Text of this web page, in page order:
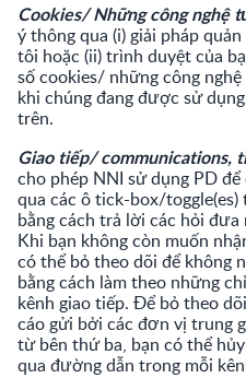
Cookies/ Những công nghệ
ý thông qua (i) giải pháp
tôi hoặc (ii) trình duyệt của
số cookies/ những công
khi chúng đang được sử
trên.
Giao tiếp/ communications,
cho phép NNI sử dụng PD
qua các ô tick-box/toggle(es)
bằng cách trả lời các hỏi
Khi bạn không còn muốn
có thể bỏ theo dõi để không
bằng cách làm theo những
kênh giao tiếp. Để bỏ theo
cáo gửi bởi các đơn vị trung
từ bên thứ ba, bạn có thể
qua đường dẫn trong mỗi